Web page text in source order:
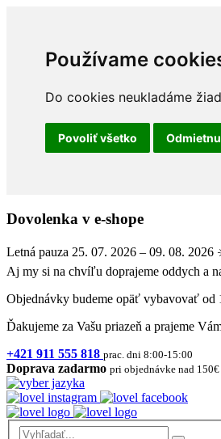
Používame
Do cookies neukladáme
Povoliť všetko
Dovolenka v e-shope
Letná pauza 25. 07. 2026 – 09. 08. 2026
Aj my si na chvíľu doprajeme oddych a
Objednávky budeme opäť vybavovať od
Ďakujeme za Vašu priazeň a prajeme
+421 911 555 818 prac. dni 8:00-15:00
Doprava zadarmo pri objednávke nad 150€